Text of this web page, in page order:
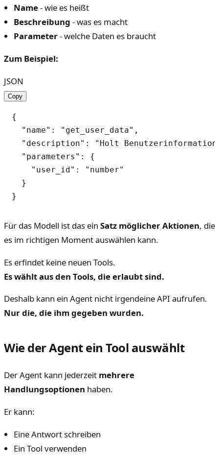
Name- wie es heißt
Beschreibung - was es macht
Parameter- welche Daten es braucht
Zum Beispiel:
JSON
Copy
{
  "name": "get_user_data",
"description": "Holt
  "parameters": {
    "user_id": "number"
  }
Für das Modell ist das ein Satz möglicher Aktionen, die
es im richtigen Moment auswählen kann.
Es erfindet keine neuen Tools.
Es wählt aus den Tools, die erlaubt sind.
Deshalb kann ein Agent nicht irgendeine API aufrufen.
Nur die, die ihm gegeben wurden.
Wie der Agent ein Tool auswählt
Der Agent kann jederzeit mehrere
Handlungsoptionen haben.
Er kann:
Eine Antwort schreiben
Ein Tool verwenden